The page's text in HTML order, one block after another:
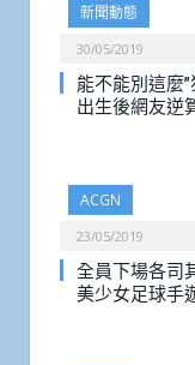
新聞動態
30/05/2019
能不能別這麼
出生後網友逆
ACGN
23/05/2019
全員下場各司
美少女足球手